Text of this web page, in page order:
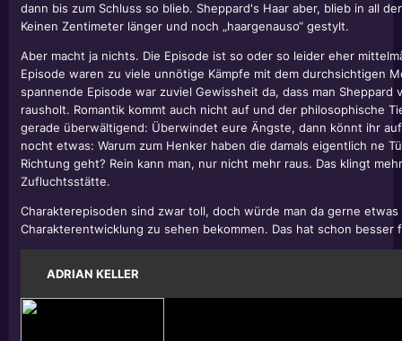
dann bis zum Schluss so blieb. Sheppard's Haar aber, blieb in all
Keinen Zentimeter länger und noch „haargenauso“ gestylt.
Aber macht ja nichts. Die Episode ist so oder so leider eher
Episode waren zu viele unnötige Kämpfe mit dem durchsichtigen
spannende Episode war zuviel Gewissheit da, dass man Sheppard
rausholt. Romantik kommt auch nicht auf und der philosophische
gerade überwältigend: Überwindet eure Ängste, dann könnt ihr
nocht etwas: Warum zum Henker haben die damals eigentlich ne
Richtung geht? Rein kann man, nur nicht mehr raus. Das klingt
Zufluchtsstätte.
Charakterepisoden sind zwar toll, doch würde man da gerne
Charakterentwicklung zu sehen bekommen. Das hat schon
ADRIAN KELLER